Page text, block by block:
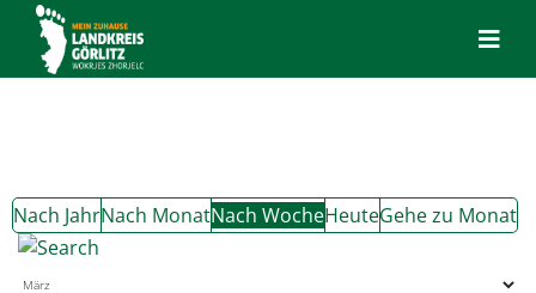
Nach JahrNach MonatNach WocheHeuteGehe zu Monat